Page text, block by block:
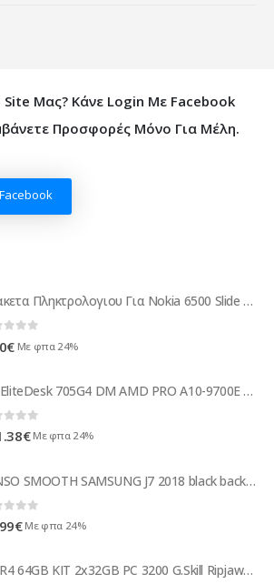
Μας? Κάνε Login Με Facebook
Προσφορές Μόνο Για Μέλη.
Πλακετα Πληκτρολογιου Για Nokia 6500 Slide Αριθμητικου-Κατω OR
€ Με φπα 24%
HP EliteDesk 705G4 DM AMD PRO A10-9700E R7/4GB DDR4/500GB/No ODD/10H Grade A Refurbished PC ( 96345 )
of 5
€ Με φπα 24%
SENSO SMOOTH SAMSUNG J7 2018 black backcover
of 5
€ Με φπα 24%
DDR4 64GB KIT 2x32GB PC 3200 G.Skill Ripjaws V F4-3200C16D-64GVK